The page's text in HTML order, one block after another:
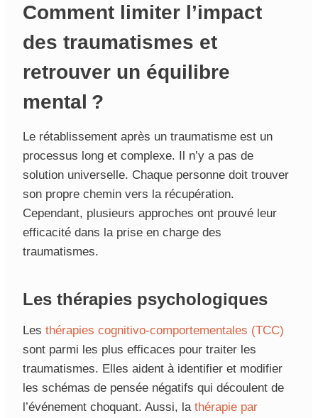
Comment limiter l’impact
des traumatismes et
retrouver un équilibre
mental ?
Le rétablissement après un traumatisme est un
processus long et complexe. Il n’y a pas de
solution universelle. Chaque personne doit trouver
son propre chemin vers la récupération.
Cependant, plusieurs approches ont prouvé leur
efficacité dans la prise en charge des
traumatismes.
Les thérapies psychologiques
Les thérapies cognitivo-comportementales (TCC)
sont parmi les plus efficaces pour traiter les
traumatismes. Elles aident à identifier et modifier
les schémas de pensée négatifs qui découlent de
l’événement choquant. Aussi, la thérapie par